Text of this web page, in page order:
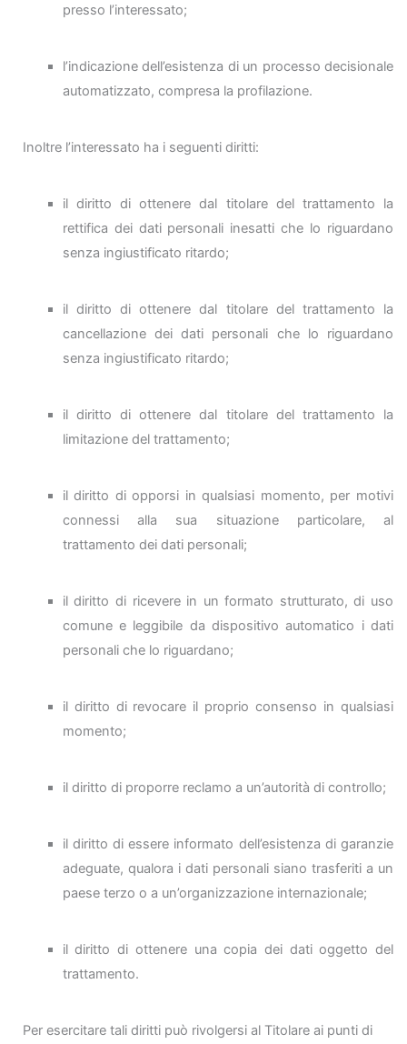
presso l’interessato;
l’indicazione dell’esistenza di un processo decisionale
automatizzato, compresa la profilazione.
Inoltre l’interessato ha i seguenti diritti:
il diritto di ottenere dal titolare del trattamento la
rettifica dei dati personali inesatti che lo riguardano
senza ingiustificato ritardo;
il diritto di ottenere dal titolare del trattamento la
cancellazione dei dati personali che lo riguardano
senza ingiustificato ritardo;
il diritto di ottenere dal titolare del trattamento la
limitazione del trattamento;
il diritto di opporsi in qualsiasi momento, per motivi
connessi alla sua situazione particolare, al
trattamento dei dati personali;
il diritto di ricevere in un formato strutturato, di uso
comune e leggibile da dispositivo automatico i dati
personali che lo riguardano;
il diritto di revocare il proprio consenso in qualsiasi
momento;
il diritto di proporre reclamo a un’autorità di controllo;
il diritto di essere informato dell’esistenza di garanzie
adeguate, qualora i dati personali siano trasferiti a un
paese terzo o a un’organizzazione internazionale;
il diritto di ottenere una copia dei dati oggetto del
trattamento.
Per esercitare tali diritti può rivolgersi al Titolare ai punti di